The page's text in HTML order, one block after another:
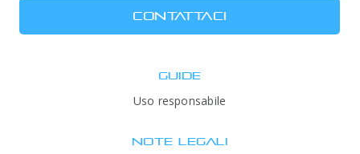
CONTATTACI
GUIDE
Uso responsabile
NOTE LEGALI